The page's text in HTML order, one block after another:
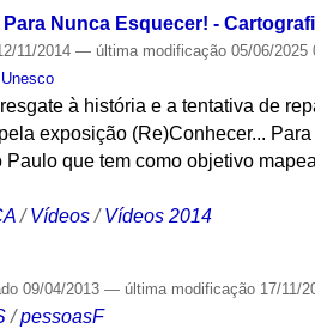
Nunca Esquecer! -
11/2014— última modificação 05/06/
à história e a tentativa de
exposição (Re)Conhecer...
que tem como objetivo
/Vídeos /Vídeos 2014
09/04/2013— última modificação 17/11/
/pessoasF